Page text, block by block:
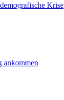
Krise
ankommen